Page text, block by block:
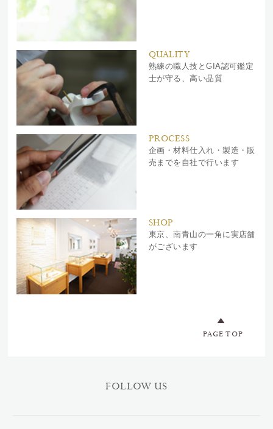
QUALITY
熟練の職人技とGIA認可鑑定
士が守る、高い品質
PROCESS
企画・材料仕入れ・製造・販
売までを自社で行います
SHOP
東京、南青山の一角に実店舗
がございます
PAGE TOP
FOLLOW US